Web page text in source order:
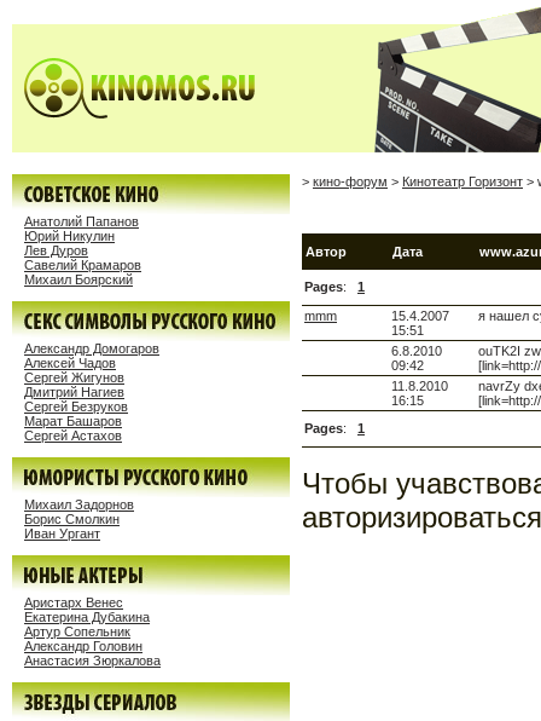
Анатолий Папанов
Юрий Никулин
Лев Дуров
Савелий Крамаров
Михаил Боярский
Александр Домогаров
Алексей Чадов
Сергей Жигунов
Дмитрий Нагиев
Сергей Безруков
Марат Башаров
Сергей Астахов
Михаил Задорнов
Борис Смолкин
Иван Ургант
Аристарх Венес
Екатерина Дубакина
Артур Сопельник
Александр Головин
Анастасия Зюркалова
> кино-форум > Кинотеатр Горизонт >
Автор Дата
Pages: 1
mmm
15.4.2007
15:51
я нашел
6.8.2010
09:42
ouTK2I
11.8.2010
16:15
navrZy
Pages: 1
Чтобы